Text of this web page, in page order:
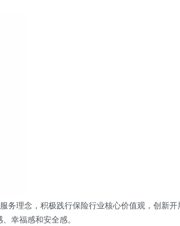
务理念 ，积极践行保险行业核心价值观，创新开
幸福感和安全感。